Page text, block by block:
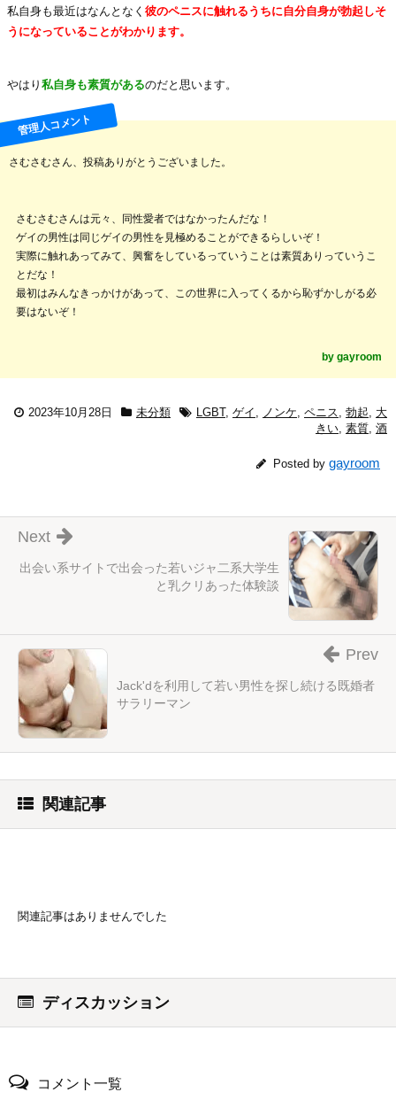
私自身も最近はなんとなく 彼のペニスに触れるうちに自分自身が勃起しそ
うになっていることがわかります。
やはり 私自身も素質があるのだと思います。
さむさむさん、投稿ありがとうございました。
さむさむさんは元々、同性愛者ではなかったんだな！
ゲイの男性は同じゲイの男性を見極めることができるらしいぞ！
実際に触れあってみて、興奮をしているっていうことは素質ありっていうこ
とだな！
最初はみんなきっかけがあって、この世界に入ってくるから恥ずかしがる必
要はないぞ！
2023年10月28日 未分類 LGBT, ゲイ ノンケ ペニス 勃起
大
きい 素質 酒
Posted by gayroom
出会い系サイトで出会った若いジャ二系大学生
と乳クリあった体験談
Next
Jack'dを利用して若い男性を探し続ける既婚者
サラリーマン
Prev
関連記事
関連記事はありませんでした
ディスカッション
コメント一覧